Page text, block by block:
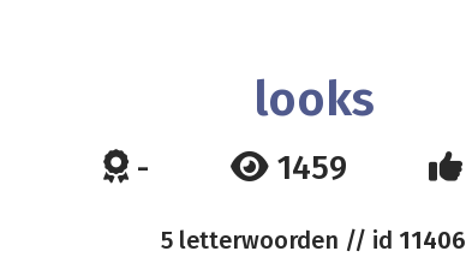
looks
- 1459
5 letterwoorden // id 11406